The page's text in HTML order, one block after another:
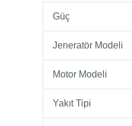
Güç
Jeneratör Modeli
Motor Modeli
Yakıt Tipi